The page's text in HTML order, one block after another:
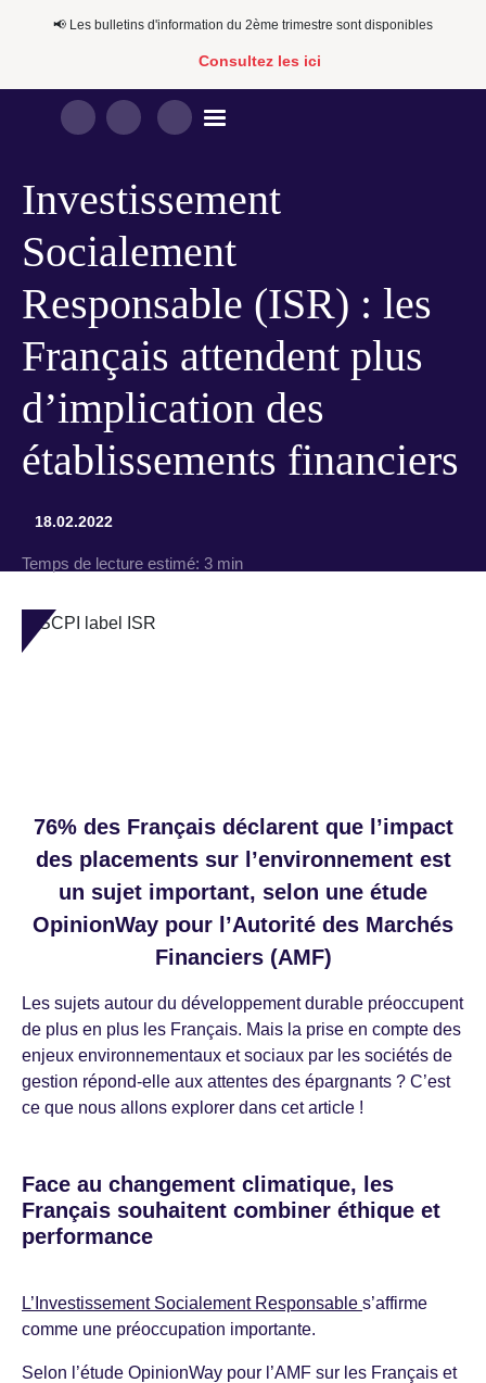
📢​​ Les bulletins d'information du 2ème trimestre sont disponibles
Consultez les ici
Investissement
Socialement
Responsable (ISR) : les
Français attendent plus
d’implication des
établissements financiers
18.02.2022
Temps de lecture estimé: 3 min
76% des Français déclarent que l’impact
des placements sur l’environnement est
un sujet important, selon une étude
OpinionWay pour l’Autorité des Marchés
Financiers (AMF)
Les sujets autour du développement durable préoccupent
de plus en plus les Français. Mais la prise en compte des
enjeux environnementaux et sociaux par les sociétés de
gestion répond-elle aux attentes des épargnants ? C’est
ce que nous allons explorer dans cet article !
Face au changement climatique, les
Français souhaitent combiner éthique et
performance
L’Investissement Socialement Responsable s’affirme
comme une préoccupation importante.
Selon l’étude OpinionWay pour l’AMF sur les Français et